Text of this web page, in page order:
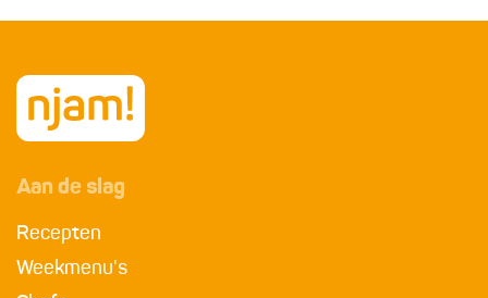
Aan de slag
Recepten
Weekmenu's